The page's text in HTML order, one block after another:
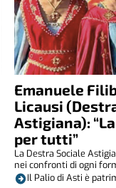
Emanuele
Licausi
Astigiana):
per tutti”
La Destra Sociale
nei confronti di ogni
Il Palio di Asti è